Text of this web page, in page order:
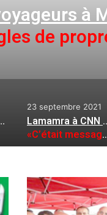
a
anti-
Lamamra à CNN sur la rupture des relations avec le Maroc
21 mars 2023
T
i
a